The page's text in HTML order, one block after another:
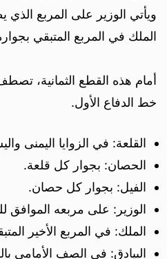
ويأتي الوزير على المربع الذي
الملك في المربع المتبقي
أمام هذه القطع الثمانية،
خط الدفاع الأول.
القلعة: في الزوايا اليمنى
الحصان: بجوار كل قلعة.
الفيل: بجوار كل حصان.
الوزير: على مربعه الموافق
الملك: في المربع الأخير
البيادق: في الصف الأمامي